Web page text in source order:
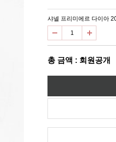
샤넬 프리미에르 다이아
총 금액 : 회원공개